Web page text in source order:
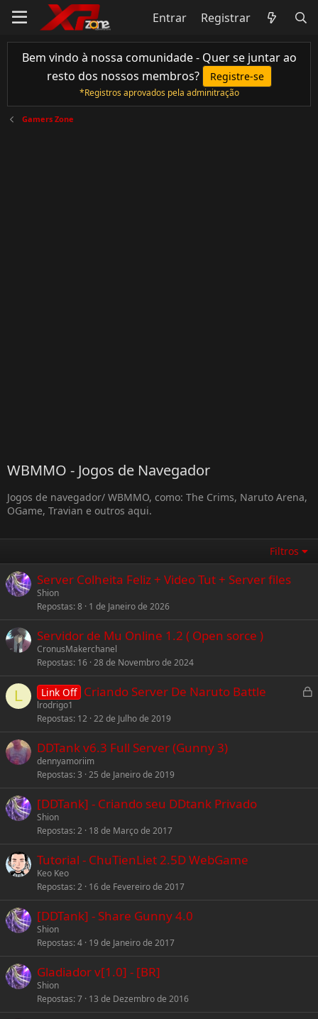
Entrar Registrar
Bem vindo à nossa comunidade - Quer se juntar ao
resto dos nossos membros?
Registre-se
*Registros aprovados pela adminitração
Gamers Zone
WBMMO - Jogos de Navegador
Jogos de navegador/ WBMMO, como: The Crims, Naruto Arena,
OGame, Travian e outros aqui.
Filtros
Server Colheita Feliz + Video Tut + Server files
Shion
Repostas 8 1 de Janeiro de 2026
Servidor de Mu Online 1.2 ( Open sorce )
CronusMakerchanel
Repostas 16 28 de Novembro de 2024
L
L
k
Link Off Criando Server De Naruto Battle
lrodrigo1
Repostas 12 22 de Julho de 2019
DDTank v6.3 Full Server (Gunny 3)
dennyamoriim
Repostas 3 25 de Janeiro de 2019
[DDTank] - Criando seu DDtank Privado
Shion
Repostas 2 18 de Março de 2017
Tutorial - ChuTienLiet 2.5D WebGame
Keo Keo
Repostas 2 16 de Fevereiro de 2017
[DDTank] - Share Gunny 4.0
Shion
Repostas 4 19 de Janeiro de 2017
Gladiador v[1.0] - [BR]
Shion
Repostas 7 13 de Dezembro de 2016